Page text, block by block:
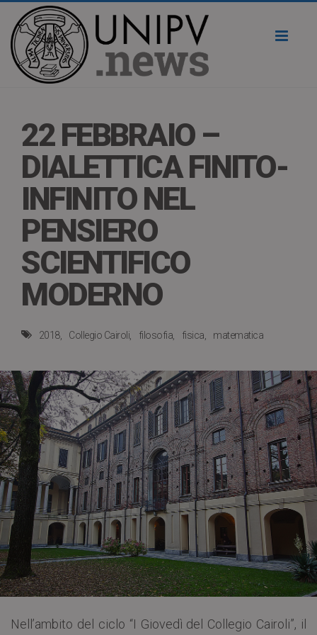
22 FEBBRAIO –
DIALETTICA FINITO-
INFINITO NEL
PENSIERO
SCIENTIFICO
MODERNO
2018 Collegio Cairoli filosofia fisica matematica
Nell’ambito del ciclo “I Giovedì del Collegio Cairoli”, il